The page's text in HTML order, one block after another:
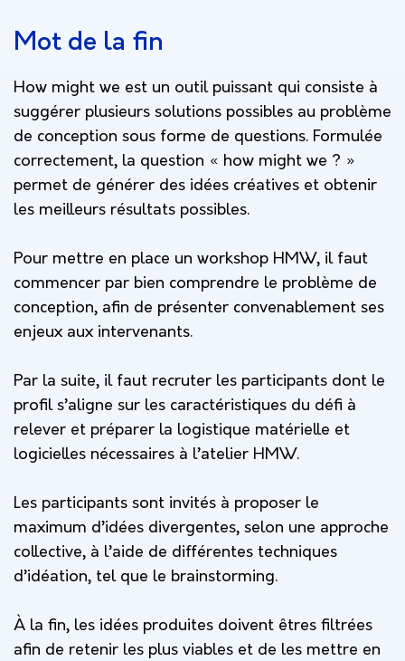
Mot de la fin
How might we est un outil puissant qui consiste à
suggérer plusieurs solutions possibles au problème
de conception sous forme de questions. Formulée
correctement, la question « how might we ? »
permet de générer des idées créatives et obtenir
les meilleurs résultats possibles.
Pour mettre en place un workshop HMW, il faut
commencer par bien comprendre le problème de
conception, afin de présenter convenablement ses
enjeux aux intervenants.
Par la suite, il faut recruter les participants dont le
profil s’aligne sur les caractéristiques du défi à
relever et préparer la logistique matérielle et
logicielles nécessaires à l’atelier HMW.
Les participants sont invités à proposer le
maximum d’idées divergentes, selon une approche
collective, à l’aide de différentes techniques
d’idéation, tel que le brainstorming.
À la fin, les idées produites doivent êtres filtrées
afin de retenir les plus viables et de les mettre en